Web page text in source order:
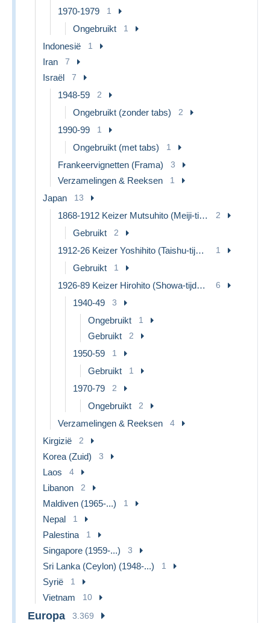
1970-1979 1
Ongebruikt 1
Indonesië 1
Iran 7
Israël 7
1948-59 2
Ongebruikt (zonder tabs) 2
1990-99 1
Ongebruikt (met tabs) 1
Frankeervignetten (Frama) 3
Verzamelingen & Reeksen 1
Japan 13
1868-1912 Keizer Mutsuhito (Meiji-tijdperk) 2
Gebruikt 2
1912-26 Keizer Yoshihito (Taishu-tijdperk) 1
Gebruikt 1
1926-89 Keizer Hirohito (Showa-tijdperk) 6
1940-49 3
Ongebruikt 1
Gebruikt 2
1950-59 1
Gebruikt 1
1970-79 2
Ongebruikt 2
Verzamelingen & Reeksen 4
Kirgizië 2
Korea (Zuid) 3
Laos 4
Libanon 2
Maldiven (1965-...) 1
Nepal 1
Palestina 1
Singapore (1959-...) 3
Sri Lanka (Ceylon) (1948-...) 1
Syrië 1
Vietnam 10
Europa 3.369